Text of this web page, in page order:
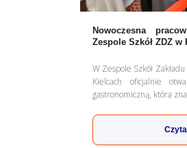
Nowoczesna
Zespole Szkół ZDZ w
W Zespole Szkół
Kielcach oficjalnie
gastronomiczną, która